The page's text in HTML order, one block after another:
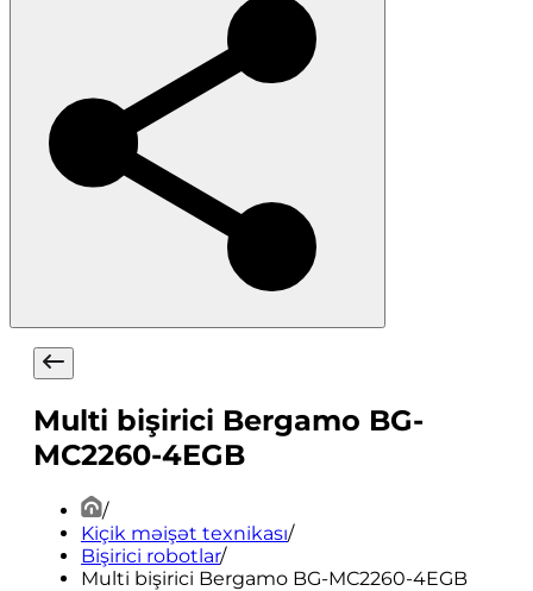
Multi bişirici Bergamo BG-
MC2260-4EGB
/
Kiçik məişət texnikası/
Bişirici robotlar/
Multi bişirici Bergamo BG-MC2260-4EGB